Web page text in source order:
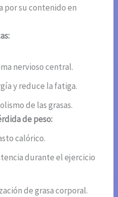
por su contenido en
nervioso central.
y reduce la fatiga.
de las grasas.
de peso:
calórico.
durante el ejercicio
de grasa corporal.